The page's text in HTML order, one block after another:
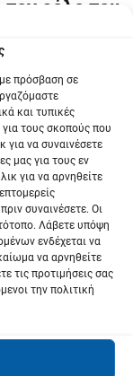
πρόσβαση σε
και τυπικές
τους σκοπούς που
για να συναινέσετε
μας για τους εν
για να αρνηθείτε
συναινέσετε. Οι
Λάβετε υπόψη
ενδέχεται να
να αρνηθείτε
τις προτιμήσεις σας
την πολιτική
τον ρόλο του